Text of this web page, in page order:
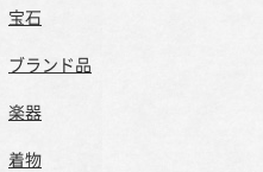
宝石
ブランド品
楽器
着物